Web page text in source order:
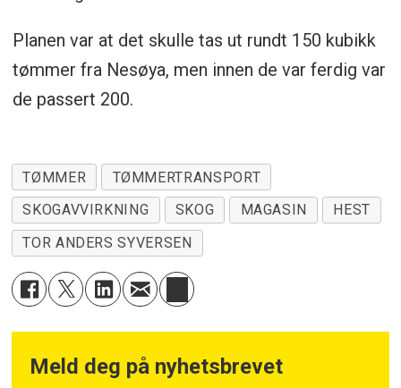
Planen var at det skulle tas ut rundt 150 kubikk
tømmer fra Nesøya, men innen de var ferdig var
de passert 200.
TØMMER
TØMMERTRANSPORT
SKOGAVVIRKNING
SKOG MAGASIN
HEST
TOR ANDERS SYVERSEN
Meld deg på nyhetsbrevet